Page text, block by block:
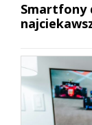
Smartfony